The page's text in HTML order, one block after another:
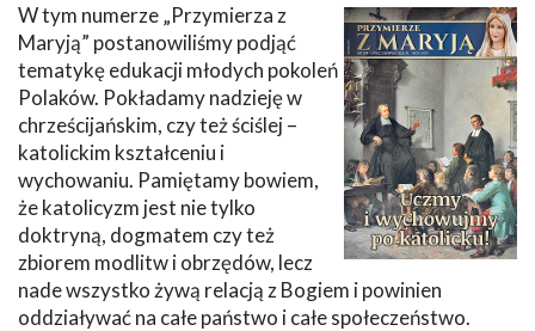
W tym numerze „Przymierza z
Maryją” postanowiliśmy podjąć
tematykę edukacji młodych pokoleń
Polaków. Pokładamy nadzieję w
chrześcijańskim, czy też ściślej –
katolickim kształceniu i
wychowaniu. Pamiętamy bowiem,
że katolicyzm jest nie tylko
doktryną, dogmatem czy też
zbiorem modlitw i obrzędów, lecz
nade wszystko żywą relacją z Bogiem i powinien
oddziaływać na całe państwo i całe społeczeństwo.